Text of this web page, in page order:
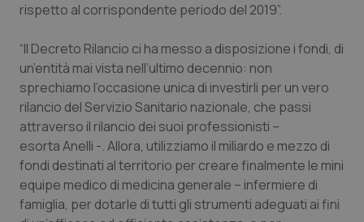
Quotidiano Oncologia
Quotidiano Pediatria
Rene & patologie urogenitali
Salute orale & impianti
Sangue & coagulazione
rispetto al corrispondente periodo del 2019”.
“Il Decreto Rilancio ci ha messo a disposizione i fondi, di
un’entità mai vista nell’ultimo decennio: non
sprechiamo l’occasione unica di investirli per un vero
rilancio del Servizio Sanitario nazionale, che passi
attraverso il rilancio dei suoi professionisti –
esorta Anelli -. Allora, utilizziamo il miliardo e mezzo di
fondi destinati al territorio per creare finalmente le mini
equipe medico di medicina generale – infermiere di
famiglia, per dotarle di tutti gli strumenti adeguati ai fini